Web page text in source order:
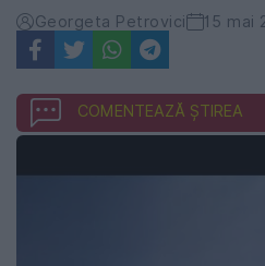
Georgeta Petrovici 15 mai
COMENTEAZĂ ȘTIREA